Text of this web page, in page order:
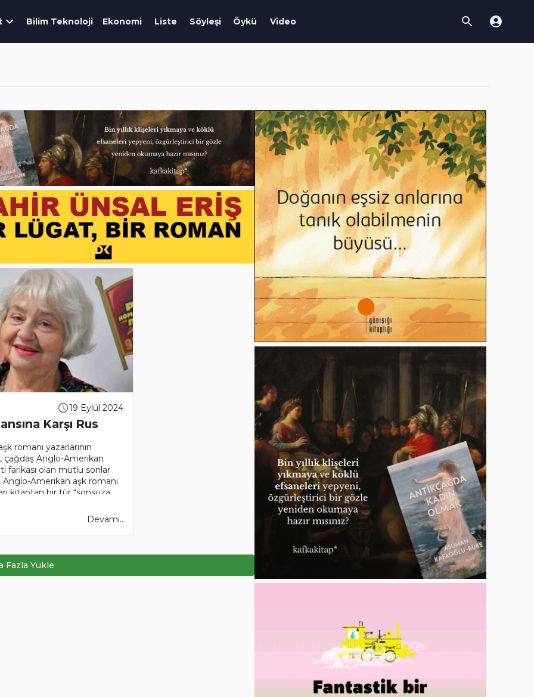
Bilim Teknoloji Ekonomi Liste Söyleşi Öykü Video
19 Eylül 2024
Karşı Rus
romanı yazarlarının
çağdaş Anglo-Amerikan
farikası olan mutlu sonlar
Amerikan aşk romanı
kitaptan bir tür “sonsuza
Devamı..
Fazla Yükle